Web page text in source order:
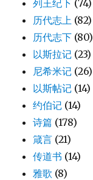
列王纪下 (74)
历代志上 (82)
历代志下 (80)
以斯拉记 (23)
尼希米记 (26)
以斯帖记 (14)
约伯记 (14)
诗篇 (178)
箴言 (21)
传道书 (14)
雅歌 (8)